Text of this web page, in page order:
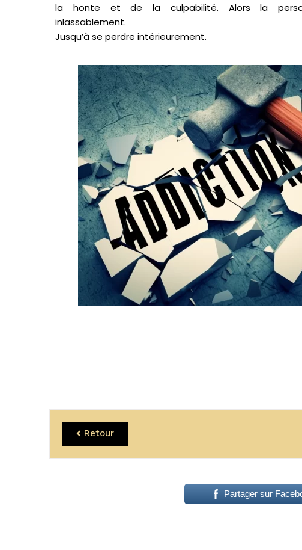
la honte et de la culpabilité. Alors la
inlassablement.
Jusqu’à se perdre intérieurement.
Retour
Partager sur